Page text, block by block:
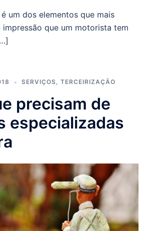
um dos elementos que mais
que um motorista tem
SERVIÇOS TERCEIRIZAÇÃO
precisam de
especializadas